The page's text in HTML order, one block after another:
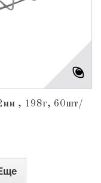
, 198г, 60шт/